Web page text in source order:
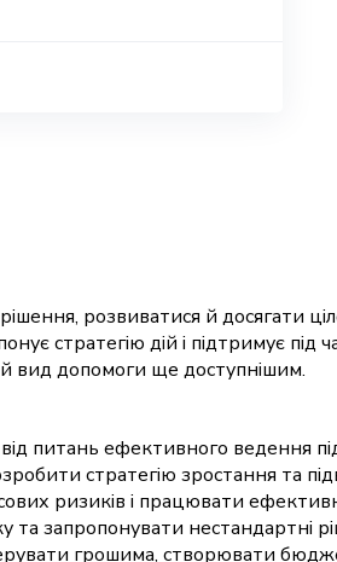
розвиватися й досягати
стратегію дій і підтримує під
вид допомоги ще доступнішим.
питань ефективного ведення
стратегію зростання та
ризиків і працювати
та запропонувати нестандартні
грошима, створювати